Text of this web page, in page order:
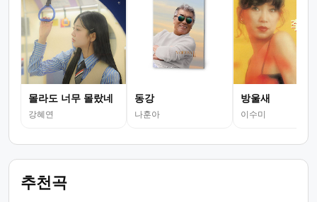
몰라도 너무 몰랐네
강혜연
동강
나훈아
방울새
이수미
추천곡